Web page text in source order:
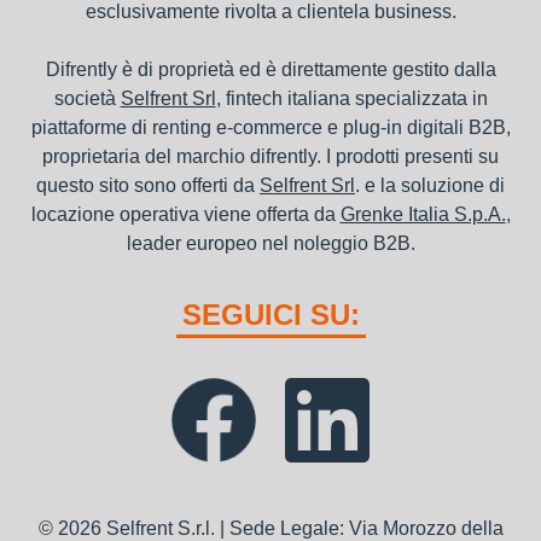
esclusivamente rivolta a clientela business.
Difrently è di proprietà ed è direttamente gestito dalla
società Selfrent Srl , fintech italiana specializzata in
piattaforme di renting e-commerce e plug-in digitali B2B,
proprietaria del marchio difrently. I prodotti presenti su
questo sito sono offerti da Selfrent Srl . e la soluzione di
locazione operativa viene offerta da Grenke Italia S.p.A.,
leader europeo nel noleggio B2B.
SEGUICI SU:
© 2026 Selfrent S.r.l. | Sede Legale: Via Morozzo della